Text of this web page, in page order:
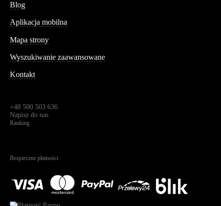
Blog
Aplikacja mobilna
Mapa strony
Wyszukiwanie zaawansowane
Kontakt
+48 500 503 636
Napisz do nas
Ranking
Bezpieczne płatności